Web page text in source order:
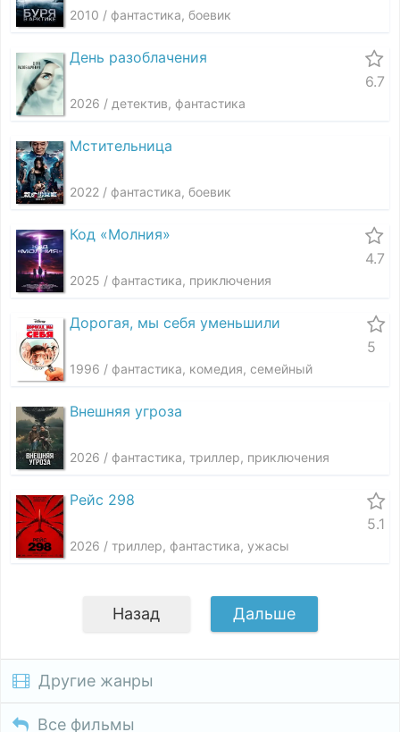
2010 / фантастика, боевик
День разоблачения
6.7
2026 / детектив, фантастика
Мстительница
2022 / фантастика, боевик
Код «Молния»
4.7
2025 / фантастика, приключения
Дорогая, мы себя уменьшили
5
1996 / фантастика, комедия, семейный
Внешняя угроза
2026 / фантастика, триллер, приключения
Рейс 298
5.1
2026 / триллер, фантастика, ужасы
Назад Дальше
Другие жанры
Все фильмы